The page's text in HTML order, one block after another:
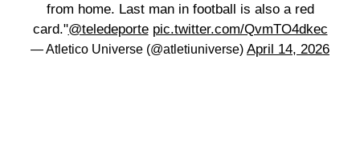
from home. Last man in football is also a red
card."@teledeporte pic.twitter.com/QvmTO4dkec
— Atletico Universe (@atletiuniverse) April 14, 2026